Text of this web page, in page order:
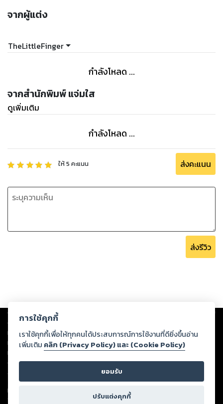
จากผู้แต่ง
TheLittleFinger
กำลังโหลด ...
จากสำนักพิมพ์ แจ่มใส
ดูเพิ่มเติม
กำลังโหลด ...
ให้5 คะแนน ส่งคะแนน
ส่งรีวิว
Copyright © 2026
ต่อผลงานหรือเนื้อหาใดที่อัปโหลดผ่านเว็บไซต์และปรากฏว่าละเมิดสิทธิใน
ทรัพย์สินทางปัญญาของบุคคลอื่นหรือขัดต่อกฎหมายและศีลธรรม ดังนั้น ผู้อ่าน
ทุกท่านโปรดใช้วิจารณญาณในการกลั่นกรองด้วยตนเอง และหากท่านพบว่าส่วน
หนึ่งส่วนใดขัดต่อกฎหมายและศีลธรรม กรุณาแจ้งมายังบริษัท เพื่อทีมงานจะได้
ดำเนินการในทันที ทั้งนี้ ทางสตอรี่ล็อกขอสงวนลิขสิทธิ์ตามพระราชบัญญัติ
ลิขสิทธิ์ พ.ศ. 2537 (ฉบับล่าสุด)
For support: member@ookbee.com
Version
การใช้คุกกี้
เราใช้คุกกี้เพื่อให้ทุกคนได้ประสบการณ์การใช้งานที่ดียิ่งขึ้นอ่าน
เพิ่มเติม คลิก (Privacy Policy) และ (Cookie Policy)
ยอมรับ
ปรับแต่งคุกกี้